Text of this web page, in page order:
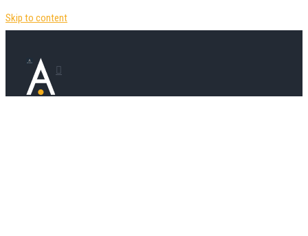
Skip to content